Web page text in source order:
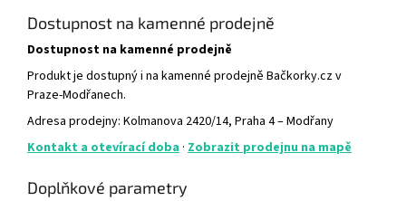
Dostupnost na kamenné prodejně
Dostupnost na kamenné prodejně
Produkt je dostupný i na kamenné prodejně Bačkorky.cz v
Praze-Modřanech.
Adresa prodejny: Kolmanova 2420/14, Praha 4 – Modřany
Kontakt a otevírací doba · Zobrazit prodejnu na mapě
Doplňkové parametry